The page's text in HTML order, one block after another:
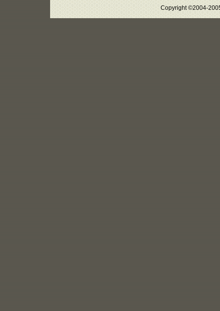
Copyright ©2004-